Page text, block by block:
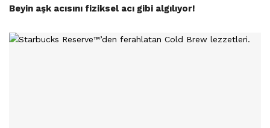
Beyin aşk acısını fiziksel acı gibi algılıyor!